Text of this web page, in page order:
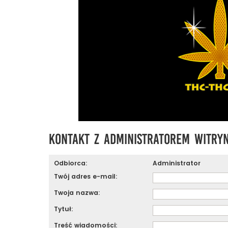
Kontakt z administratorem
Odbiorca:
Administrator
Twój adres e-mail:
Twoja nazwa:
Tytuł:
Treść wiadomości: